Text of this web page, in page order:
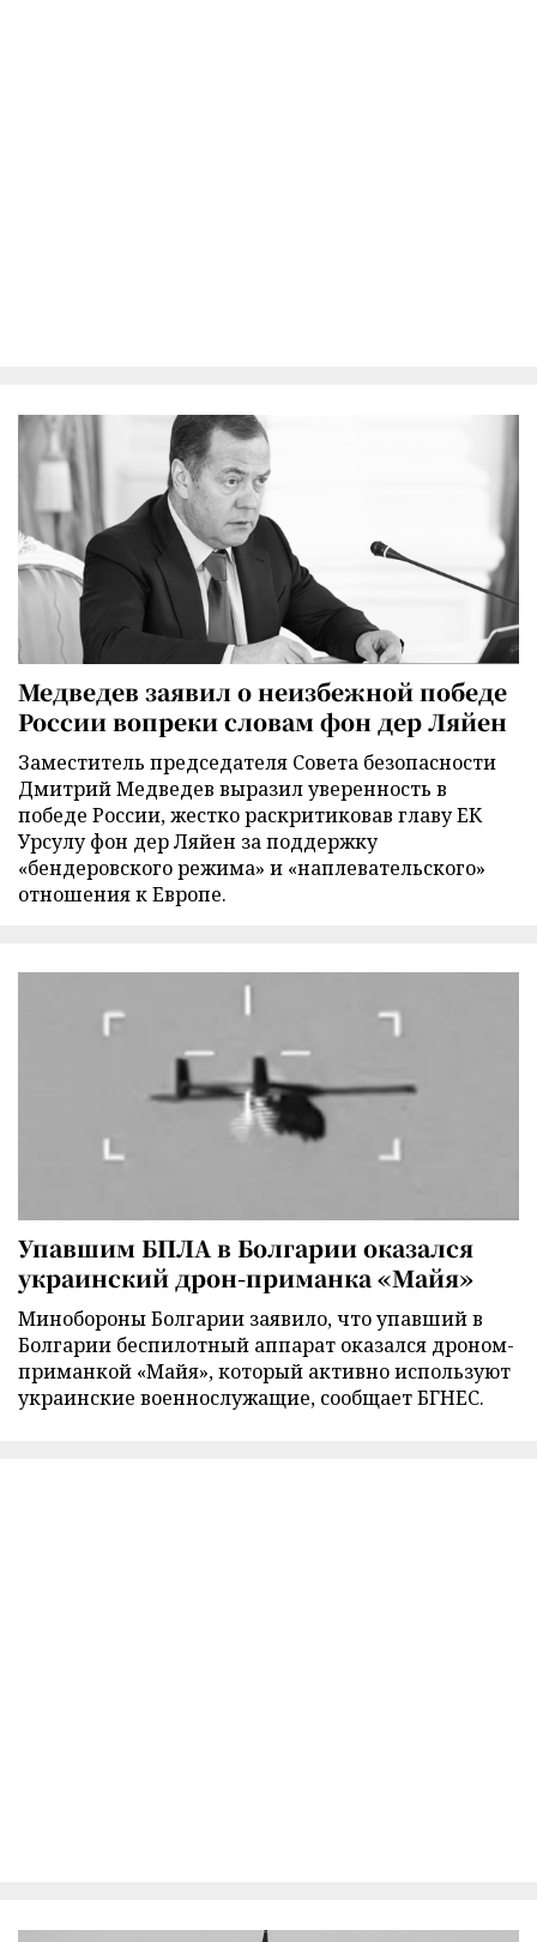
Медведев заявил о неизбежной победе
России вопреки словам фон дер Ляйен
Заместитель председателя Совета безопасности
Дмитрий Медведев выразил уверенность в
победе России, жестко раскритиковав главу ЕК
Урсулу фон дер Ляйен за поддержку
«бендеровского режима» и «наплевательского»
отношения к Европе.
Упавшим БПЛА в Болгарии оказался
украинский дрон-приманка «Майя»
Минобороны Болгарии заявило, что упавший в
Болгарии беспилотный аппарат оказался дроном-
приманкой «Майя», который активно используют
украинские военнослужащие, сообщает БГНЕС.